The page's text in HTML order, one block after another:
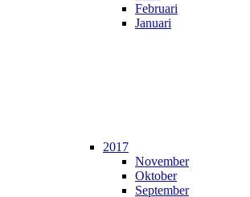
Februari
Januari
2017
November
Oktober
September